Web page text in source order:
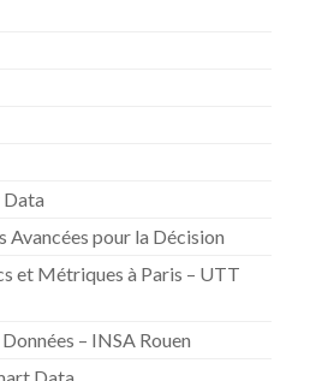
Avancées pour la Décision
et Métriques à Paris – UTT
– INSA Rouen